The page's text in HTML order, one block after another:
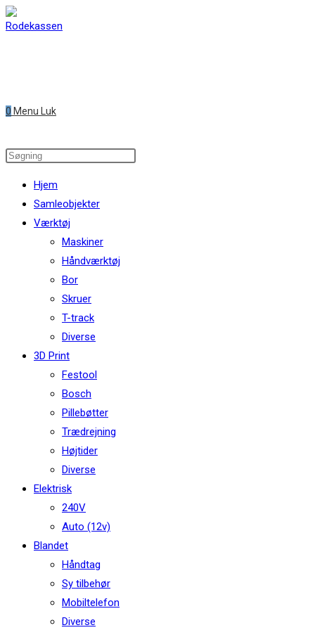
Skip
to
0 Menu Luk
Search
website
Hjem
Samleobjekter
Værktøj
Maskiner
Håndværktøj
Bor
Skruer
T-track
Diverse
3D Print
Festool
Bosch
Pillebøtter
Trædrejning
Højtider
Diverse
Elektrisk
240V
Auto (12v)
Blandet
Håndtag
Sy tilbehør
Mobiltelefon
Diverse